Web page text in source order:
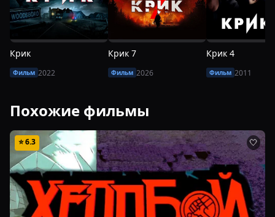
Крик
Фильм 2022
Крик 7
Фильм 2026
Крик 4
Фильм 2011
Похожие фильмы
⭐6.3 🤍